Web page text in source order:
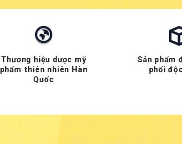
Thương hiệu dược mỹ
phẩm thiên nhiên Hàn
Quốc
Sản phẩm
phối